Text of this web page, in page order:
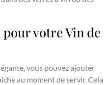
votre Vin de
vous pouvez ajouter
au moment de servir. Cela